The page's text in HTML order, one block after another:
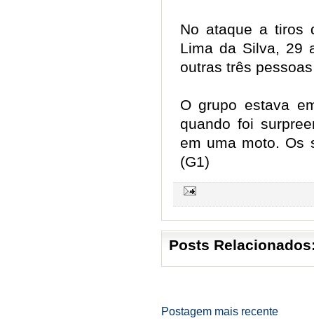
No ataque a tiros
Lima da Silva, 29
outras três
O grupo estava
quando foi
em uma moto. Os
(G1)
Posts
Postagem mais recente